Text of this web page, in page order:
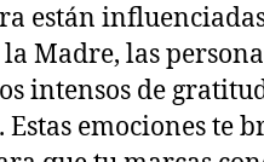
están
Madre, las
intensos de
emociones te